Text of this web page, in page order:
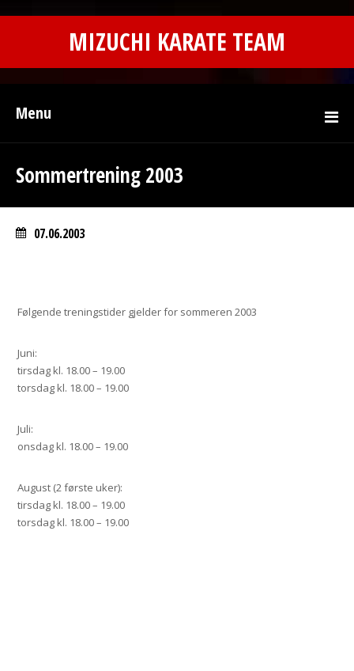
MIZUCHI KARATE TEAM
Menu
Sommertrening 2003
07.06.2003
Følgende treningstider gjelder for sommeren 2003
Juni:
tirsdag kl. 18.00 – 19.00
torsdag kl. 18.00 – 19.00
Juli:
onsdag kl. 18.00 – 19.00
August (2 første uker):
tirsdag kl. 18.00 – 19.00
torsdag kl. 18.00 – 19.00